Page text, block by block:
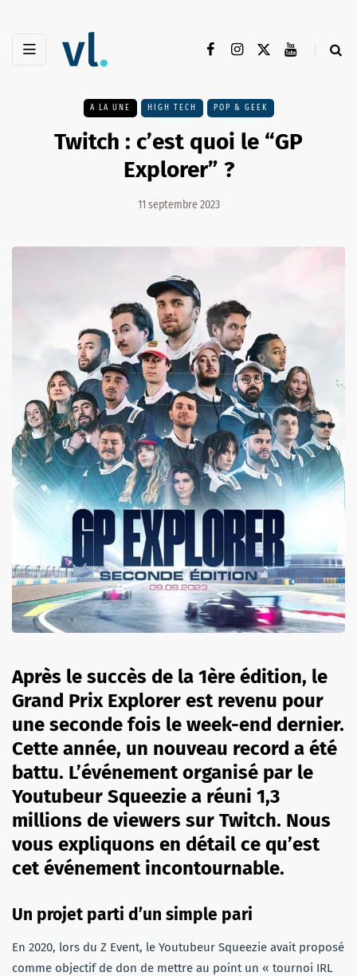
A LA UNE HIGH TECH POP & GEEK
Twitch : c’est quoi le “GP
Explorer” ?
11 septembre 2023
Après le succès de la 1ère édition, le
Grand Prix Explorer est revenu pour
une seconde fois le week-end dernier.
Cette année, un nouveau record a été
battu. L’événement organisé par le
Youtubeur Squeezie a réuni 1,3
millions de viewers sur Twitch. Nous
vous expliquons en détail ce qu’est
cet événementincontournable.
Un projet parti d’un simple pari
En 2020, lors du Z Event, le Youtubeur Squeezie avait proposé
comme objectif de don de mettre au point un « tournoi IRL